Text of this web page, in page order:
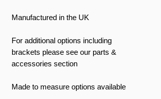
Manufactured in the UK
For additional options including
brackets please see our parts &
accessories section
Made to measure options available